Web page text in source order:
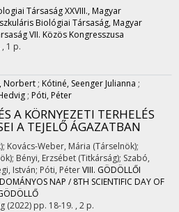
Társaság XXVIII., Magyar
Biológiai Társaság, Magyar
VII. Közös Kongresszusa
1 p.
Norbert ; Kótiné, Seenger Julianna ;
; Póti, Péter
A KÖRNYEZETI TERHELÉS
A TEJELŐ ÁGAZATBAN
Kovács-Weber, Mária (Társelnök);
Bényi, Erzsébet (Titkárság); Szabó,
István; Póti, PéterVIII. GÖDÖLLŐI
NAP / 8TH SCIENTIFIC DAY OF
(2022) pp. 18-19. , 2 p.